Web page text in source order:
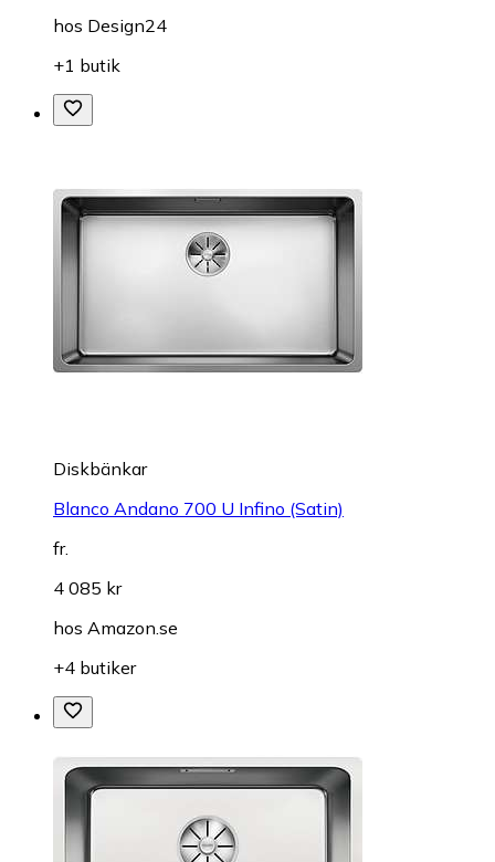
hos Design24
+1 butik
Diskbänkar
Blanco Andano 700 U Infino (Satin)
fr.
4 085 kr
hos Amazon.se
+4 butiker